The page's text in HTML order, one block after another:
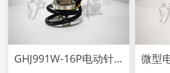
GHJ991W-16P电动针型调节阀 不锈钢卡套连接信号输